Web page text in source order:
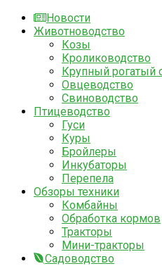
Новости
Животноводство
Козы
Кролиководство
Крупный рогатый
Овцеводство
Свиноводство
Птицеводство
Гуси
Куры
Бройлеры
Инкубаторы
Перепела
Обзоры техники
Комбайны
Обработка кормов
Тракторы
Мини-тракторы
Садоводство